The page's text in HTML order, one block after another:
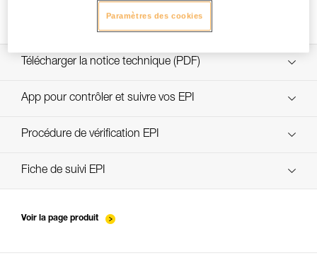
Télécharger la notice technique (PDF)
Technical Notice
App pour contrôler et suivre vos EPI
découvrez ePPEcentre
Procédure de vérification EPI
verif-EPI-poulies-procedure-FR
Fiche de suivi EPI
Voir la page produit
Paramètres des cookies